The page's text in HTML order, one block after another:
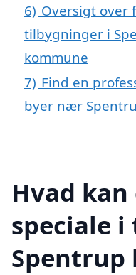
6) Oversigt over
tilbygninger i
kommune
7) Find en
byer nær
Hvad
speciale
Spentrup